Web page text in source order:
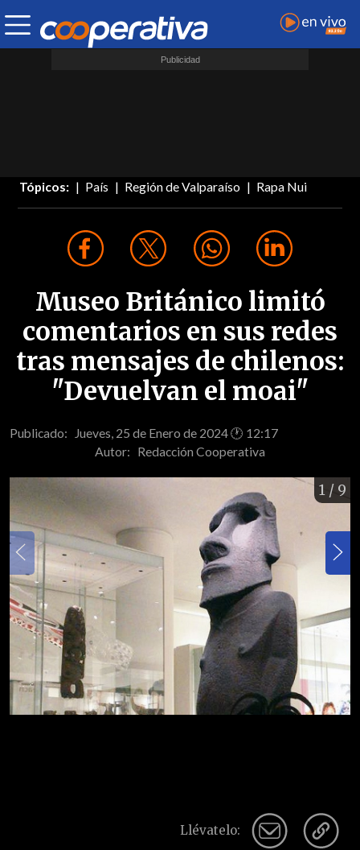
Tópicos: País Región de Valparaíso Rapa Nui
Museo Británico limitó
comentarios en sus redes
tras mensajes de chilenos:
"Devuelvan el moai"
Publicado: Jueves, 25 de Enero de 2024 🕐 12:17
Autor: Redacción Cooperativa
1 / 9
Llévatelo: